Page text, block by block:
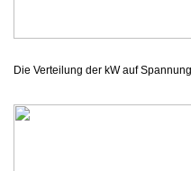
Die Verteilung der kW auf